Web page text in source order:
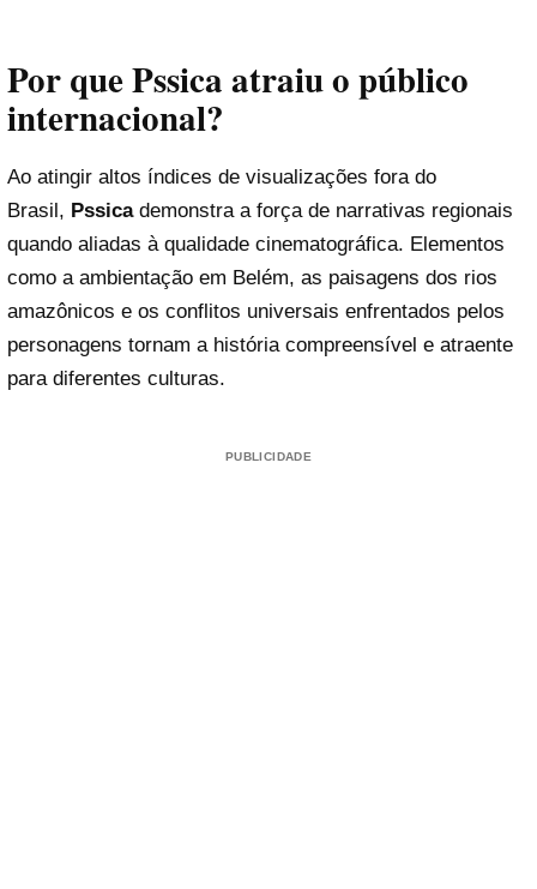
Por que Pssica atraiu o público
internacional?
Ao atingir altos índices de visualizações fora do
Brasil, Pssicademonstra a força de narrativas regionais
quando aliadas à qualidade cinematográfica. Elementos
como a ambientação em Belém, as paisagens dos rios
amazônicos e os conflitos universais enfrentados pelos
personagens tornam a história compreensível e atraente
para diferentes culturas.
PUBLICIDADE